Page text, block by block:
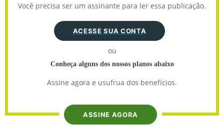
Você precisa ser um assinante para ler essa publicação.
ACESSE SUA CONTA
ou
Conheça alguns dos nossos planos abaixo
Assine agora e usufrua dos benefícios.
ASSINE AGORA